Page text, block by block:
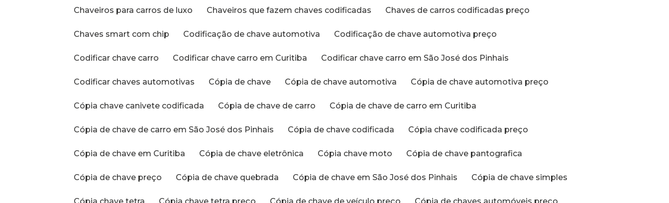
Chaveiros para carros de luxo Chaveiros que fazem chaves codificadas Chaves de carros codificadas preço
Chaves smart com chip Codificação de chave automotiva Codificação de chave automotiva preço
Codificar chave carro Codificar chave carro em Curitiba Codificar chave carro em São José dos Pinhais
Codificar chaves automotivas Cópia de chave Cópia de chave automotiva Cópia de chave automotiva preço
Cópia chave canivete codificada Cópia de chave de carro Cópia de chave de carro em Curitiba
Cópia de chave de carro em São José dos Pinhais Cópia de chave codificada Cópia chave codificada preço
Cópia de chave em Curitiba Cópia de chave eletrônica Cópia chave moto Cópia de chave pantografica
Cópia de chave preço Cópia de chave quebrada Cópia de chave em São José dos Pinhais Cópia de chave simples